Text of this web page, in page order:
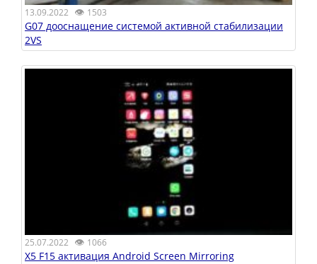
13.09.2022 👁 1503
G07 дооснащение системой активной стабилизации
2VS
25.07.2022 👁 1066
X5 F15 активация Android Screen Mirroring